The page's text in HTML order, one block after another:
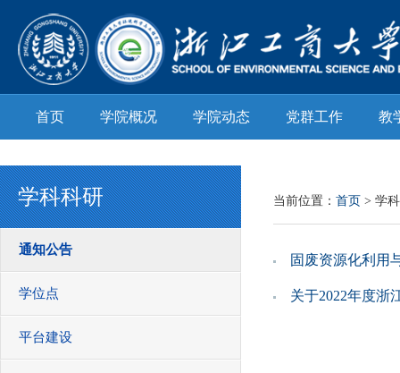
首页 学院概况 学院动态 党群工作 教
学科科研
通知公告
学位点
平台建设
当前位置： 首页 > 学
固废资源化利用
关于2022年度浙